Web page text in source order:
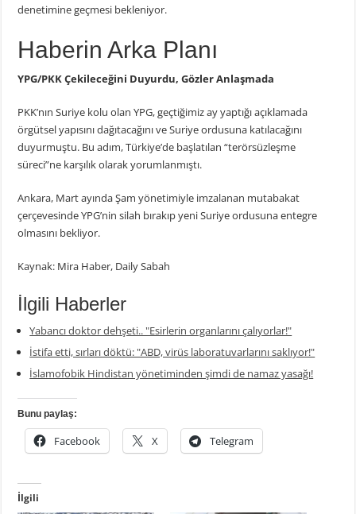
denetimine geçmesi bekleniyor.
Haberin Arka Planı
YPG/PKK Çekileceğini Duyurdu, Gözler Anlaşmada
PKK’nın Suriye kolu olan YPG, geçtiğimiz ay yaptığı açıklamada
örgütsel yapısını dağıtacağını ve Suriye ordusuna katılacağını
duyurmuştu. Bu adım, Türkiye’de başlatılan “terörsüzleşme
süreci”ne karşılık olarak yorumlanmıştı.
Ankara, Mart ayında Şam yönetimiyle imzalanan mutabakat
çerçevesinde YPG’nin silah bırakıp yeni Suriye ordusuna entegre
olmasını bekliyor.
Kaynak: Mira Haber, Daily Sabah
İlgili Haberler
Yabancı doktor dehşeti.. "Esirlerin organlarını çalıyorlar!"
İstifa etti, sırları döktü: "ABD, virüs laboratuvarlarını saklıyor!"
İslamofobik Hindistan yönetiminden şimdi de namaz yasağı!
Bunu paylaş:
Facebook X Telegram
İlgili